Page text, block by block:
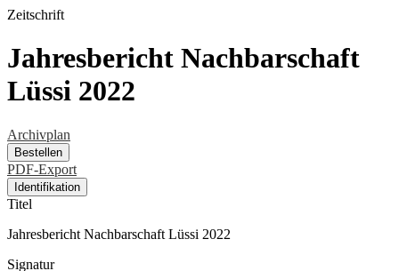
Zeitschrift
Jahresbericht Nachbarschaft
Lüssi 2022
Archivplan
Bestellen
PDF-Export
Identifikation
Titel
Jahresbericht Nachbarschaft Lüssi 2022
Signatur